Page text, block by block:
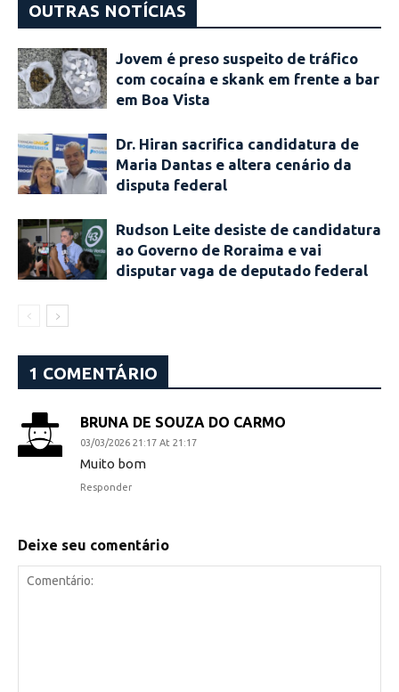
OUTRAS NOTÍCIAS
Jovem é preso suspeito de tráfico
com cocaína e skank em frente a bar
em Boa Vista
Dr. Hiran sacrifica candidatura de
Maria Dantas e altera cenário da
disputa federal
Rudson Leite desiste de candidatura
ao Governo de Roraima e vai
disputar vaga de deputado federal
1 COMENTÁRIO
BRUNA DE SOUZA DO CARMO
03/03/2026 21:17 At 21:17
Muito bom
Responder
Deixe seu comentário